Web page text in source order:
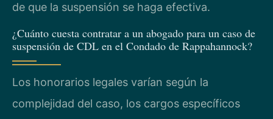
de que la suspensión se haga efectiva.
¿Cuánto cuesta contratar a un abogado para un caso de
suspensión de CDL en el Condado de Rappahannock?
Los honorarios legales varían según la
complejidad del caso, los cargos específicos